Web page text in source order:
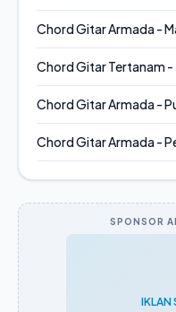
Chord Gitar Armada -
Chord Gitar Tertanam -
Chord Gitar Armada -
Chord Gitar Armada -
SPONSOR
IKLAN